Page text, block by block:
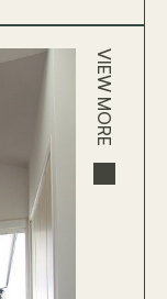
VIEW MORE